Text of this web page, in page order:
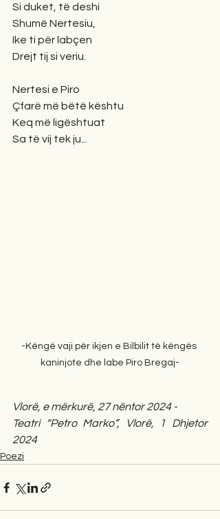
Si duket, të deshi
Shumë Nertesiu,
Ike ti për labçen
Drejt tij si veriu.
Nertesi e Piro
Çfarë më bëtë kështu
Keq më ligështuat
Sa të vij tek ju...
-Këngë vaji për ikjen e Bilbilit të këngës
kaninjote dhe labe Piro Bregaj-
Vlorë, e mërkurë, 27 nëntor 2024 -
Teatri “Petro Marko”, Vlorë, 1 Dhjetor
2024
Poezi